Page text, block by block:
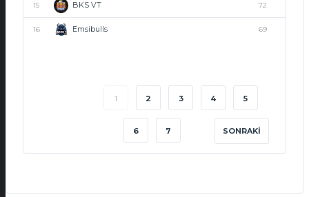
15 BKS VT 72
16 Emsibulls 69
1 2 3 4 5
6 7 SONRAKI